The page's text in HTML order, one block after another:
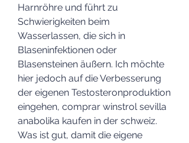
Harnröhre und führt zu
Schwierigkeiten beim
Wasserlassen, die sich in
Blaseninfektionen oder
Blasensteinen äußern. Ich möchte
hier jedoch auf die Verbesserung
der eigenen Testosteronproduktion
eingehen, comprar winstrol sevilla
anabolika kaufen in der schweiz.
Was ist gut, damit die eigene